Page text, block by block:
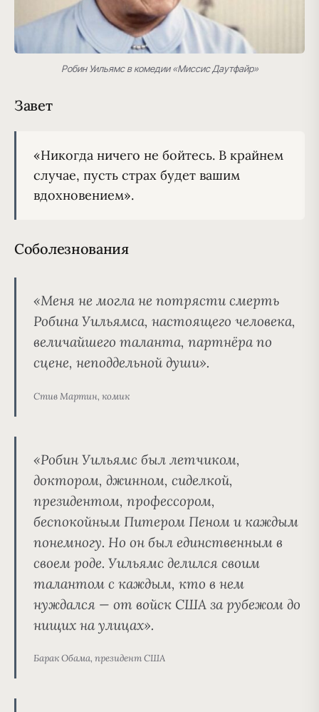
Робин Уильямс в комедии «Миссис Даутфайр»
Завет
«Никогда ничего не бойтесь. В крайнем
случае, пусть страх будет вашим
вдохновением».
Соболезнования
«Меня не могла не потрясти смерть
Робина Уильямса, настоящего человека,
величайшего таланта, партнёра по
сцене, неподдельной души».
Стив Мартин, комик
«Робин Уильямс был летчиком,
доктором, джинном, сиделкой,
президентом, профессором,
беспокойным Питером Пеном и каждым
понемногу. Но он был единственным в
своем роде. Уильямс делился своим
талантом с каждым, кто в нем
нуждался — от войск США за рубежом до
нищих на улицах».
Барак Обама, президент США